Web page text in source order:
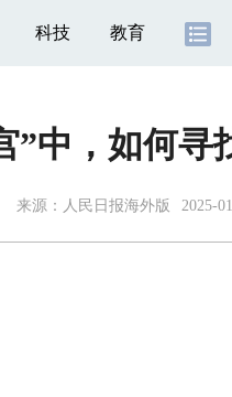
科技 教育
”中，如何寻
来源： 人民日报海外版 2025-